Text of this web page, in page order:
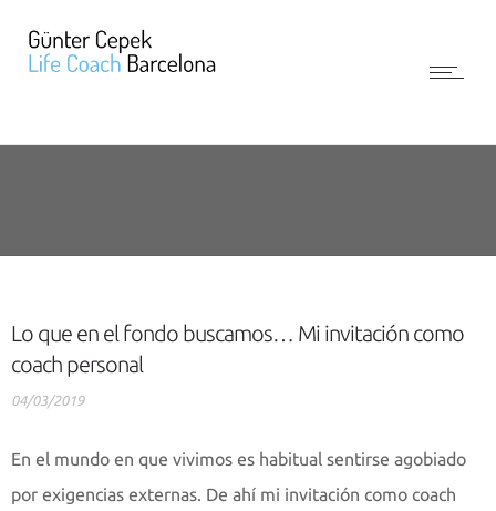
Lo que en el fondo buscamos… Mi invitación como
coach personal
04/03/2019
En el mundo en que vivimos es habitual sentirse agobiado
por exigencias externas. De ahí mi invitación como coach